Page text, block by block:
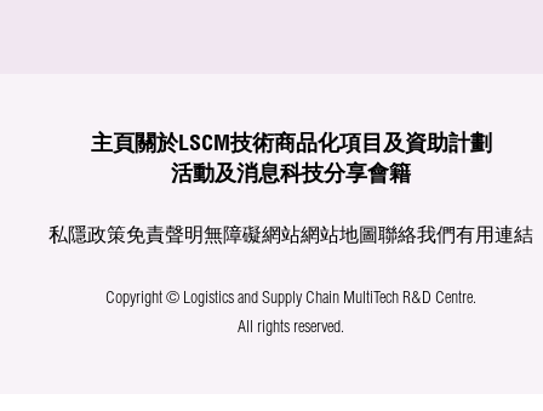
主頁 關於LSCM技術商品化項目及資助計劃
活動及消息科技分享會籍
私隱政策免責聲明無障礙網站網站地圖聯絡我們有用連結
Copyright © Logistics and Supply Chain MultiTech R&D Centre.
All rights reserved.